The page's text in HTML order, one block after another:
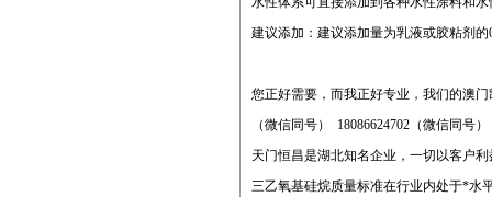
建议添加：建议添加量为乳液或胶粘剂的
您正好需要，而我正好专业，我们的澳
（微信同号） 18086624702（微信同号
天门恒昌是湖北知名企业，一切以客户
三乙氧基硅烷质量标准在行业内处于*水